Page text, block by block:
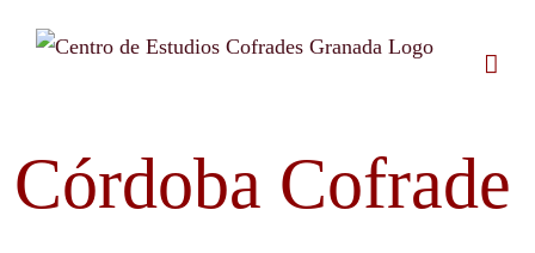
Córdoba Cofrade